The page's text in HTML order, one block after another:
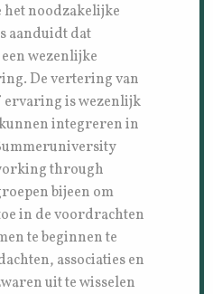
het noodzakelijke
aanduidt dat
wezenlijke
De vertering van
ervaring is wezenlijk
integreren in
through
bijeen om
in de voordrachten
te beginnen te
associaties en
uit te wisselen